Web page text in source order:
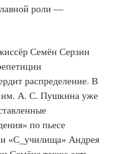
роли —
Семён Серзин
распределение. В
им. А. С. Пушкина уже
по пьесе
«С_училища» Андрея